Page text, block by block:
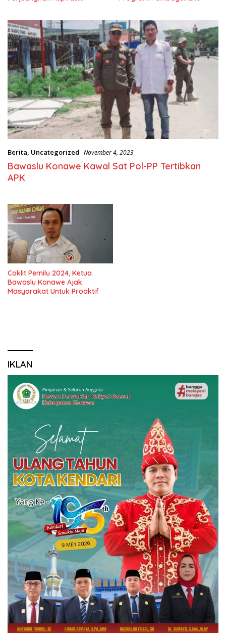
Berita, Uncategorized November 4, 2023
Bawaslu Konawe Kawal Sat Pol-PP Tertibkan
APK
Coklit Pemilu 2024, Ketua
Bawaslu Konawe Ajak
Masyarakat Untuk Proaktif
IKLAN